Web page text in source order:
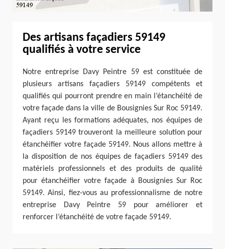
Des artisans façadiers 59149
qualifiés à votre service
Notre entreprise Davy Peintre 59 est constituée de
plusieurs artisans façadiers 59149 compétents et
qualifiés qui pourront prendre en main l’étanchéité de
votre façade dans la ville de Bousignies Sur Roc 59149.
Ayant reçu les formations adéquates, nos équipes de
façadiers 59149 trouveront la meilleure solution pour
étanchéifier votre façade 59149. Nous allons mettre à
la disposition de nos équipes de façadiers 59149 des
matériels professionnels et des produits de qualité
pour étanchéifier votre façade à Bousignies Sur Roc
59149. Ainsi, fiez-vous au professionnalisme de notre
entreprise Davy Peintre 59 pour améliorer et
renforcer l’étanchéité de votre façade 59149.